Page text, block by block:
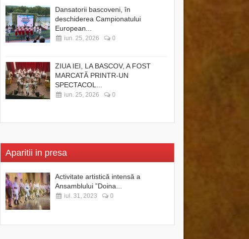
Dansatorii bascoveni, în
deschiderea Campionatului
European...
iun. 25, 2026 0
ZIUA IEI, LA BASCOV, A FOST
MARCATĂ PRINTR-UN
SPECTACOL...
iun. 25, 2026 0
Aparitii in presa
Activitate artistică intensă a
Ansamblului ”Doina...
iul. 31, 2023 0